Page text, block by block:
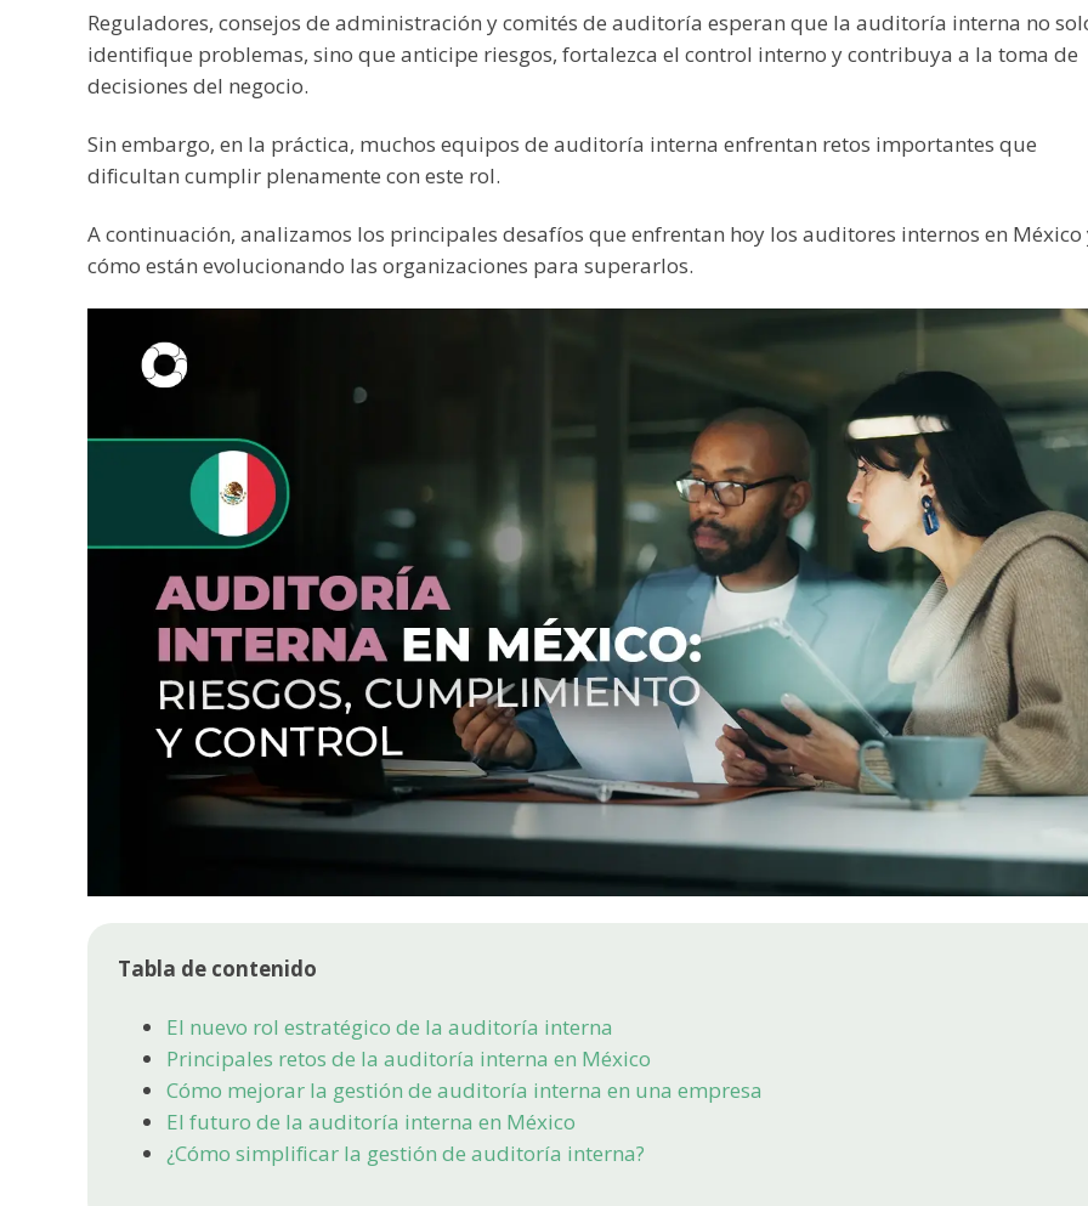
Reguladores, consejos de administración y comités de auditoría esperan que la auditoría interna no
identifique problemas, sino que anticipe riesgos, fortalezca el control interno y contribuya a la toma de
decisiones del negocio.
Sin embargo, en la práctica, muchos equipos de auditoría interna enfrentan retos importantes que
dificultan cumplir plenamente con este rol.
A continuación, analizamos los principales desafíos que enfrentan hoy los auditores internos en México
cómo están evolucionando las organizaciones para superarlos.
Tabla de contenido
El nuevo rol estratégico de la auditoría interna
Principales retos de la auditoría interna en México
Cómo mejorar la gestión de auditoría interna en una empresa
El futuro de la auditoría interna en México
¿Cómo simplificar la gestión de auditoría interna?